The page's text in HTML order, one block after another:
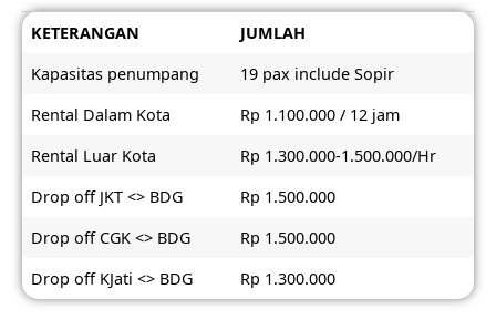
KETERANGAN
JUMLAH
Kapasitas penumpang
19 pax include Sopir
Rental Dalam Kota
Rp 1.100.000 / 12 jam
Rental Luar Kota
Rp 1.300.000-1.500.000/Hr
Drop off JKT <> BDG
Rp 1.500.000
Drop off CGK <> BDG
Rp 1.500.000
Drop off KJati <> BDG
Rp 1.300.000